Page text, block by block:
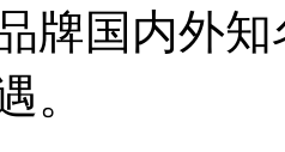
牌国内外
。